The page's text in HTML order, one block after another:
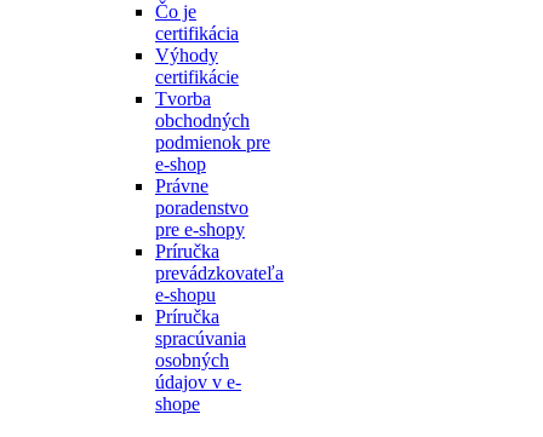
Čo je
certifikácia
Výhody
certifikácie
Tvorba
obchodných
podmienok pre
e-shop
Právne
poradenstvo
pre e-shopy
Príručka
prevádzkovateľa
e-shopu
Príručka
spracúvania
osobných
údajov v e-
shope